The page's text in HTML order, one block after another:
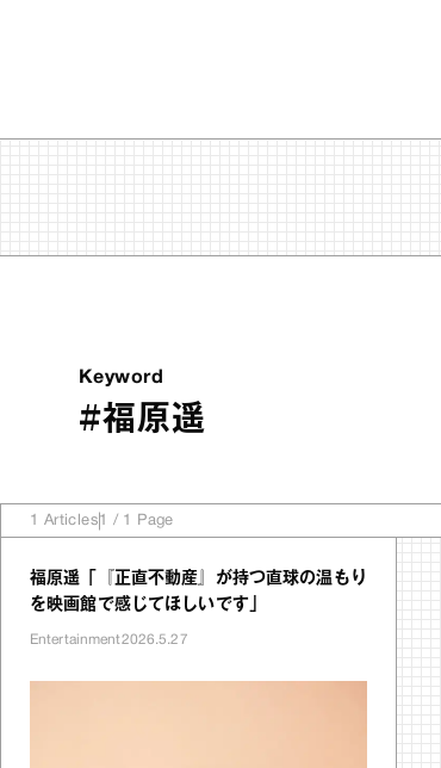
Keyword
#福原遥
1 Articles1 / 1 Page
福原遥「『正直不動産』が持つ直球の温もり
を映画館で感じてほしいです」
Entertainment2026.5.27